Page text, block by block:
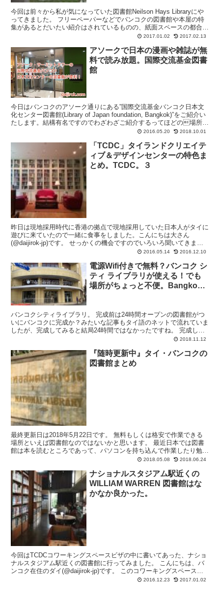
今回は前々から私が気になっていた図書館Neilson Hays Libraryにや
ってきました。 フリーペーパーなどでバンコクの図書館や本屋の特
集があるとだいたい紹介はされているものの、紙面スペースの都合上
2017.01.02 2017.02.13
アソークで日本の漫画や雑誌が無
料で読み放題。国際交流基金図書
館
今日はバンコクのアソーク通りにある”国際交流基金バンコク日本文
化センター図書館(Library of Japan foundation, Bangkok)”をご紹介い
たします。結構有名ですのでわざわざご紹介するってほどの場所で
2016.05.20 2018.10.01
「TCDC」タイランドクリエイテ
ィブ＆デザインセンターの特色ま
とめ。TCDC。３
昨日は現地採用時代に香港の拠点で現地採用していた日本人がタイに
遊びに来ていたので一緒に食事をしました。こんにちは大さん
(@daijirok-jp)です。 せっかくの機会ですのでいろいろ聞いてきまし
たが、タイの状況とは全く違っておもしろかった...
2016.05.14 2016.12.10
電源Wifi付きで無料？バンコク シ
ティ ライブラリが使える！でも
場所がちょっと不便。Bangkok
バンコクシティライブラリ。 完成前は24時間オープンの図書館がつ
いにバンコクに完成か？みたいな記事もタイ語のネットで流れていま
したが、完成してみると結局24時間ではなかったですね。 完成して
2018.11.12
『随時更新中』タイ・バンコクの
図書館まとめ
最終更新日は2018年5月22日です。 無料もしくは格安で作業できる
場所といえば図書館なのではないかと思います。 最近日本では図書
館は本を読むところであって、パソコンを持ち込んで作業したり勉強
するところではないという考えの元に、勉強禁止で運...
2018.05.08 2018.06.24
ナショナルスタジアム駅近くの
WILLIAM WARREN 図書館はな
かなか良かった。
今回はTCDCコワーキングスペースビザの中に書いてあった、ナショ
ナルスタジアム駅近くの図書館に行ってみました。 こんにちは、バ
ンコク在住のダイ(@daijirok-jp)です。 このコワーキングスペースビ
2016.12.23 2017.01.02